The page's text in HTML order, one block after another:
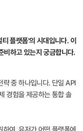
플랫폼'의 시대입니다. 이
비하고 있는지 궁금합니다.
략 중 하나입니다. 단일 API
경험을 제공하는 통합 솔